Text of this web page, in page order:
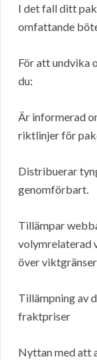
I det fall ditt
omfattande
För att undvika
du:
Är informerad
riktlinjer för
Distribuerar
genomförbart.
Tillämpar
volymrelaterad
över
Tillämpning av
fraktpriser
Nyttan med att